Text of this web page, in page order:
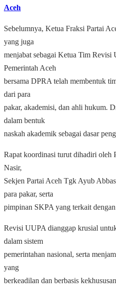
Aceh
Sebelumnya, Ketua Fraksi Partai
yang juga
menjabat sebagai Ketua Tim Revisi
Pemerintah Aceh
bersama DPRA telah membentuk
dari para
pakar, akademisi, dan ahli hukum.
dalam bentuk
naskah akademik sebagai dasar
Rapat koordinasi turut dihadiri oleh
Nasir,
Sekjen Partai Aceh Tgk Ayub
para pakar, serta
pimpinan SKPA yang terkait
Revisi UUPA dianggap krusial
dalam sistem
pemerintahan nasional, serta
yang
berkeadilan dan berbasis